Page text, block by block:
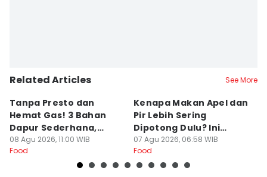
Related Articles See More
Tanpa Presto dan
Hemat Gas! 3 Bahan
Dapur Sederhana,
Daging Sapi Empuk
Dalam 15 Menit
08 Agu 2026, 11:00 WIB
Food
Kenapa Makan Apel dan
Pir Lebih Sering
Dipotong Dulu? Ini
Alasannya
07 Agu 2026, 06:58 WIB
Food